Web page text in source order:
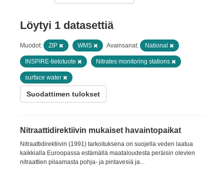
Löytyi 1 datasettiä
Muodot: ZIP WMS Avainsanat: National
INSPIRE-tietotuote Nitrates monitoring stations
surface water
Suodattimen tulokset
Nitraattidirektiivin mukaiset havaintopaikat
Nitraattidirektiivin (1991) tarkoituksena on suojella veden laatua
kaikkialla Euroopassa estämällä maataloudesta peräisin olevien
nitraattien pilaamasta pohja- ja pintavesiä ja...